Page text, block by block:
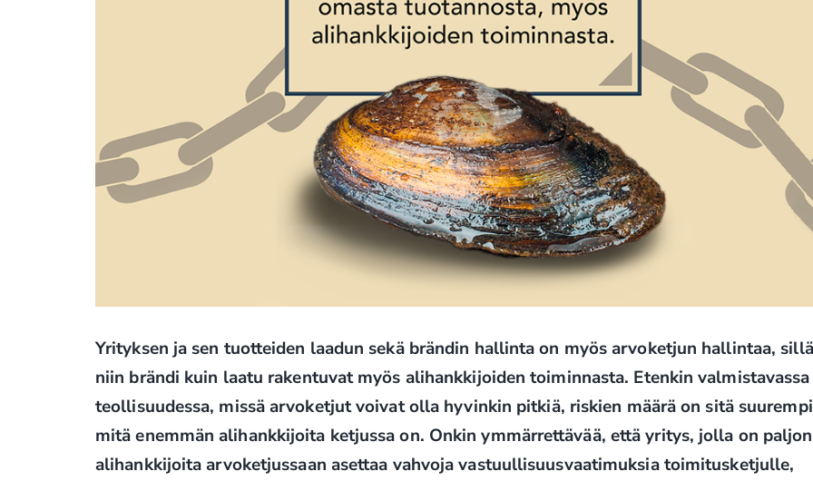
Yrityksen ja sen tuotteiden laadun sekä brändin hallinta on myös arvoketjun hallintaa, sillä
niin brändi kuin laatu rakentuvat myös alihankkijoiden toiminnasta. Etenkin valmistavassa
teollisuudessa, missä arvoketjut voivat olla hyvinkin pitkiä, riskien määrä on sitä
mitä enemmän alihankkijoita ketjussa on. Onkin ymmärrettävää, että yritys, jolla on paljon
alihankkijoita arvoketjussaan asettaa vahvoja vastuullisuusvaatimuksia toimitusketjulle,